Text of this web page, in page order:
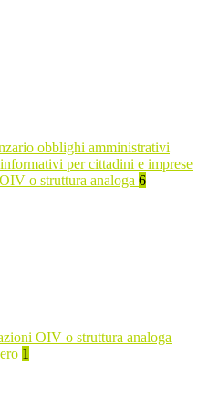
obblighi amministrativi
per cittadini e imprese
o struttura analoga 6
OIV o struttura analoga
1